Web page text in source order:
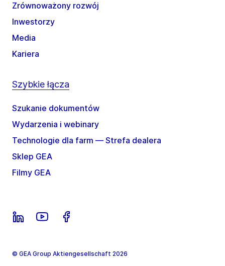
Zrównoważony rozwój
Inwestorzy
Media
Kariera
Szybkie łącza
Szukanie dokumentów
Wydarzenia i webinary
Technologie dla farm — Strefa dealera
Sklep GEA
Filmy GEA
© GEA Group Aktiengesellschaft 2026